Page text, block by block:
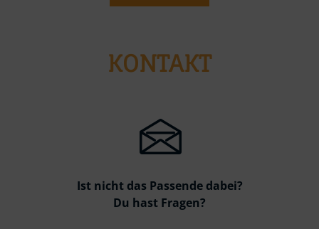
KONTAKT
Ist nicht das Passende dabei?
Du hast Fragen?